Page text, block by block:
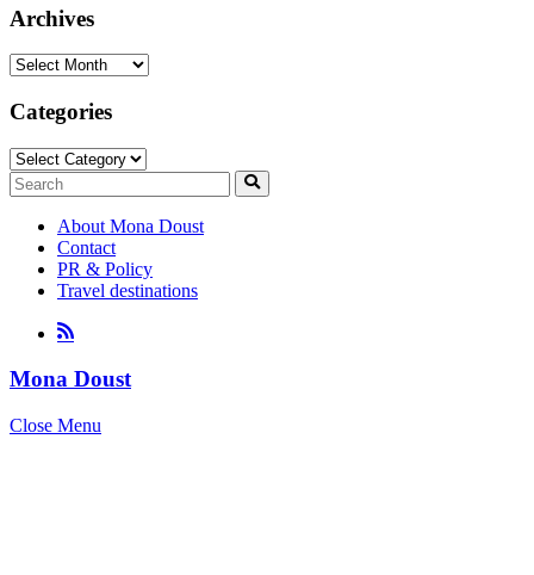
Archives
Archives
Categories
Categories
Search
for:
Search
About Mona Doust
Contact
PR & Policy
Travel destinations
Mona Doust
Close Menu